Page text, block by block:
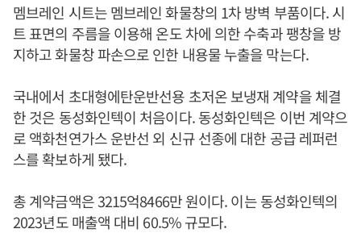
멤브레인 시트는 멤브레인 화물창의 1차 방벽 부품이다. 시
트 표면의 주름을 이용해 온도 차에 의한 수축과 팽창을 방
지하고 화물창 파손으로 인한 내용물 누출을 막는다.
국내에서 초대형에탄운반선용 초저온 보냉재 계약을 체결
한 것은 동성화인텍이 처음이다. 동성화인텍은 이번 계약으
로 액화천연가스 운반선 외 신규 선종에 대한 공급 레퍼런
스를 확보하게 됐다.
총 계약금액은 3215억8466만 원이다. 이는 동성화인텍의
2023년도 매출액 대비 60.5% 규모다.